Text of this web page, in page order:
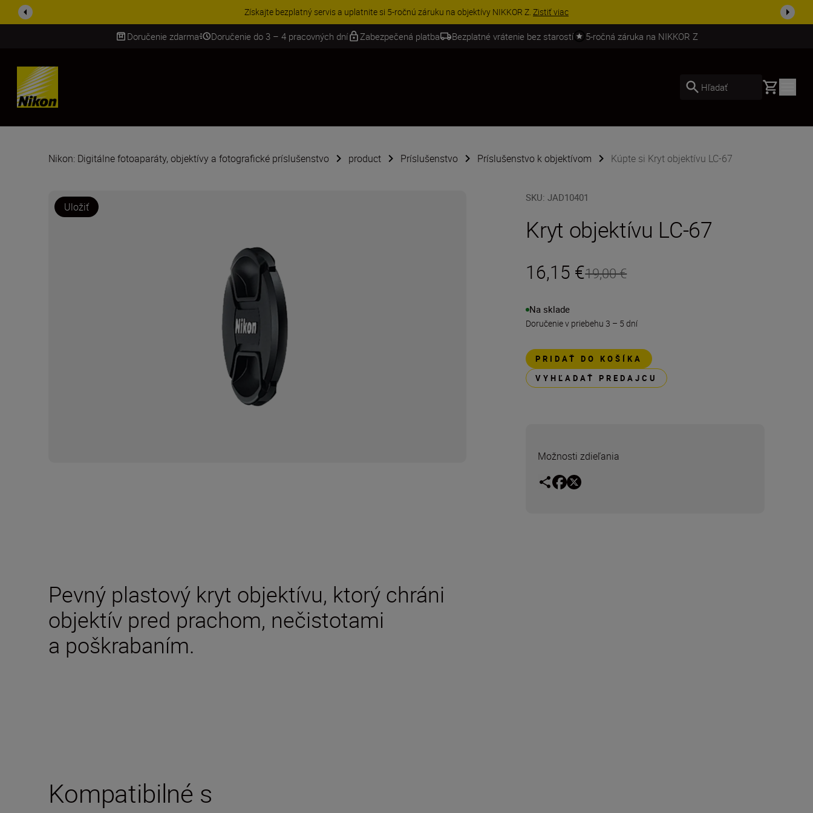
UŠETRI NA PRÍSLUŠENSTVE | Ušetrite 15 % na vybranom príslušenstve a doplňte si svoju výbavu ešte dne...
Doručenie zdarma Doručenie do 3 – 4 pracovných dní Zabezpečená platba Bezplatné vrátenie bez starostí 5-ročná záruka na NIKKOR Z
SKIP
Hľadať Basket
Nikon: Digitálne fotoaparáty, objektívy a fotografické príslušenstvo product Príslušenstvo Príslušenstvo k objektívom Kúpte si Kryt objektívu LC-67
Uložiť
SKU:JAD10401
Kryt objektívu LC-67
16,15 €19,00 €
Na sklade
Doručenie v priebehu 3 – 5 dní
PRIDAŤ DO KOŠÍKA
VYHĽADAŤ PREDAJCU
Možnosti zdieľania
Pevný plastový kryt objektívu, ktorý chráni
objektív pred prachom, nečistotami
a poškrabaním.
Kompatibilné s